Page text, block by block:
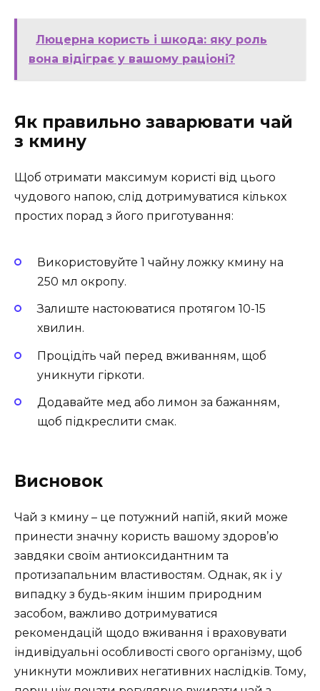
Люцерна користь і шкода: яку роль
вона відіграє у вашому раціоні?
Як правильно заварювати чай
з кмину
Щоб отримати максимум користі від цього
чудового напою, слід дотримуватися кількох
простих порад з його приготування:
Використовуйте 1 чайну ложку кмину на
250 мл окропу.
Залиште настоюватися протягом 10-15
хвилин.
Процідіть чай перед вживанням, щоб
уникнути гіркоти.
Додавайте мед або лимон за бажанням,
щоб підкреслити смак.
Висновок
Чай з кмину – це потужний напій, який може
принести значну користь вашому здоров’ю
завдяки своїм антиоксидантним та
протизапальним властивостям. Однак, як і у
випадку з будь-яким іншим природним
засобом, важливо дотримуватися
рекомендацій щодо вживання і враховувати
індивідуальні особливості свого організму, щоб
уникнути можливих негативних наслідків. Тому,